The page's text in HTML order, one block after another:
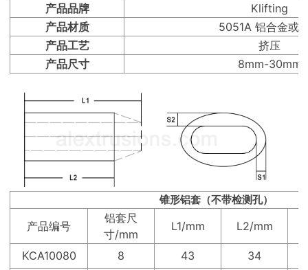
产品品牌
Klifting
产品材质
5051A 铝合金或
产品工艺
挤压
产品尺寸
8mm-30mm
锥形铝套（不带检测孔）
产品编号
铝套尺
寸/mm
L1/mm L2/mm
KCA10080 8 43
34